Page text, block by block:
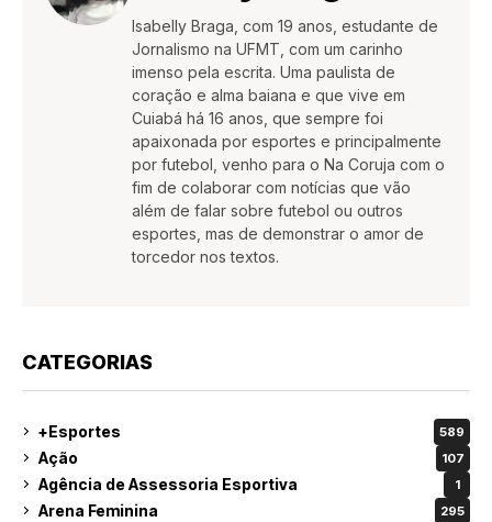
Isabelly Braga, com 19 anos, estudante de
Jornalismo na UFMT, com um carinho
imenso pela escrita. Uma paulista de
coração e alma baiana e que vive em
Cuiabá há 16 anos, que sempre foi
apaixonada por esportes e principalmente
por futebol, venho para o Na Coruja com o
fim de colaborar com notícias que vão
além de falar sobre futebol ou outros
esportes, mas de demonstrar o amor de
torcedor nos textos.
CATEGORIAS
+Esportes 589
Ação 107
Agência de Assessoria Esportiva 1
Arena Feminina 295